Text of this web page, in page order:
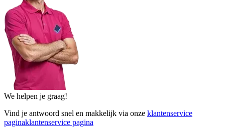
We helpen je graag!
Vind je antwoord snel en makkelijk via onze klantenservice
paginaklantenservice pagina